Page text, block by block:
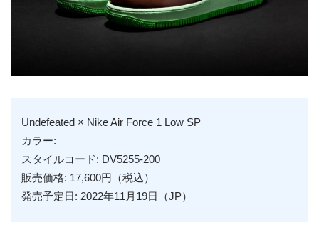
Undefeated × Nike Air Force 1 Low SP
カラー:
スタイルコード: DV5255-200
販売価格: 17,600円（税込）
発売予定日: 2022年11月19日（JP）